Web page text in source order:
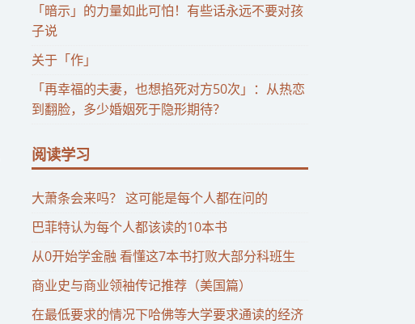
「暗示」的力量如此可怕！有些话永远不要对孩
子说
关于「作」
「再幸福的夫妻，也想掐死对方50次」：从热恋
到翻脸，多少婚姻死于隐形期待？
阅读学习
大萧条会来吗？ 这可能是每个人都在问的
巴菲特认为每个人都该读的10本书
从0开始学金融 看懂这7本书打败大部分科班生
商业史与商业领袖传记推荐（美国篇）
在最低要求的情况下哈佛等大学要求通读的经济